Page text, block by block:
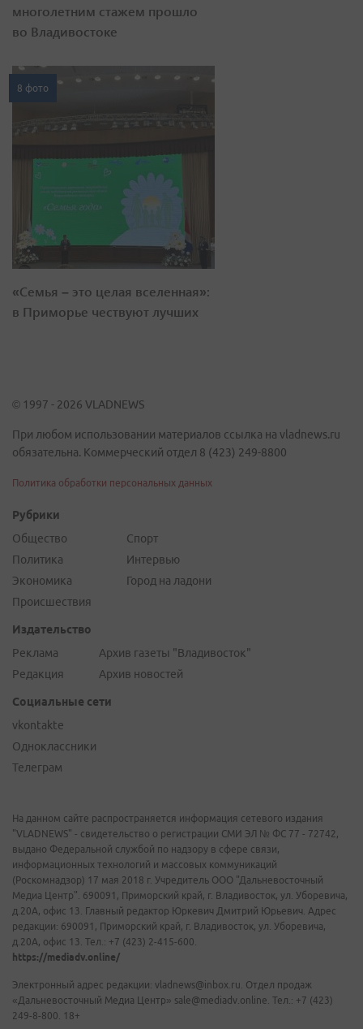
многолетним стажем прошло
во Владивостоке
8 фото
«Семья – это целая вселенная»:
в Приморье чествуют лучших
© 1997 - 2026 VLADNEWS
При любом использовании материалов ссылка на vladnews.ru
обязательна. Коммерческий отдел 8 (423) 249-8800
Политика обработки персональных данных
Рубрики
Общество
Политика
Экономика
Происшествия
Спорт
Интервью
Город на ладони
Издательство
Реклама
Редакция
Архив газеты "Владивосток"
Архив новостей
Социальные сети
vkontakte
Одноклассники
Телеграм
На данном сайте распространяется информация сетевого издания
"VLADNEWS" - свидетельство о регистрации СМИ ЭЛ № ФС 77 - 72742,
выдано Федеральной службой по надзору в сфере связи,
информационных технологий и массовых коммуникаций
(Роскомнадзор) 17 мая 2018 г. Учредитель ООО "Дальневосточный
Медиа Центр". 690091, Приморский край, г. Владивосток, ул. Уборевича,
д.20А, офис 13. Главный редактор Юркевич Дмитрий Юрьевич. Адрес
редакции: 690091, Приморский край, г. Владивосток, ул. Уборевича,
д.20А, офис 13. Тел.: +7 (423) 2-415-600.
https://mediadv.online/
Электронный адрес редакции: vladnews@inbox.ru. Отдел продаж
«Дальневосточный Медиа Центр» sale@mediadv.online. Тел.: +7 (423)
249-8-800. 18+